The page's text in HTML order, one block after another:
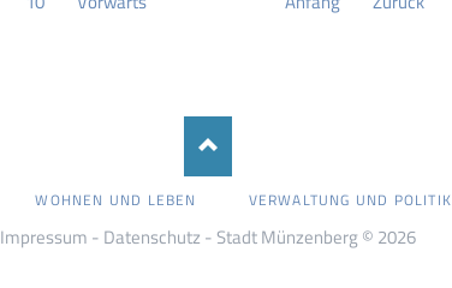
WOHNEN UND LEBEN VERWALTUNG UND POLITIK
Impressum - Datenschutz - Stadt Münzenberg © 2026